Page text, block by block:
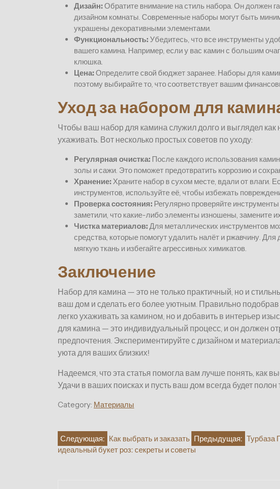
Дизайн:Обратите внимание на стиль набора. Он должен
дизайном комнаты. Современные наборы могут быть
украшены декоративными элементами.
Функциональность:Убедитесь, что все инструменты
вашего камина. Например, если у вас камин с большим
клюшка.
Цена:Определите свой бюджет заранее. Наборы для
поэтому выбирайте то, что соответствует вашим
Уход за набором для
Чтобы ваш набор для камина служил долго и выглядел
ухаживать. Вот несколько простых советов по уходу:
Регулярная очистка: После каждого использования
золы и сажи. Это поможет предотвратить коррозию и
Хранение:Храните набор в сухом месте, вдали от влаги.
инструментов, используйте её, чтобы избежать
Проверка состояния: Регулярно проверяйте
заметили, что какие-либо элементы изношены, замените
Чистка материалов:Для металлических инструментов
средства, которые помогут удалить налёт и ржавчину.
мягкую ткань и избегайте агрессивных химикатов.
Заключение
Набор для камина — это не только практичный, но и
ваш дом и сделать его более уютным. Правильно
легко ухаживать за камином, но и добавить в интерьер
для камина — это индивидуальный процесс, и он должен
предпочтения. Экспериментируйте с дизайном и
уюта для ваших близких!
Надеемся, что эта статья помогла вам лучше понять, как
Удачи в ваших поисках и пусть ваш дом всегда будет полон
Category: Материалы
Навигация
Предыдущая: Турбаза
Следующая: Как выбрать и заказать
идеальный букет роз: секреты и советы